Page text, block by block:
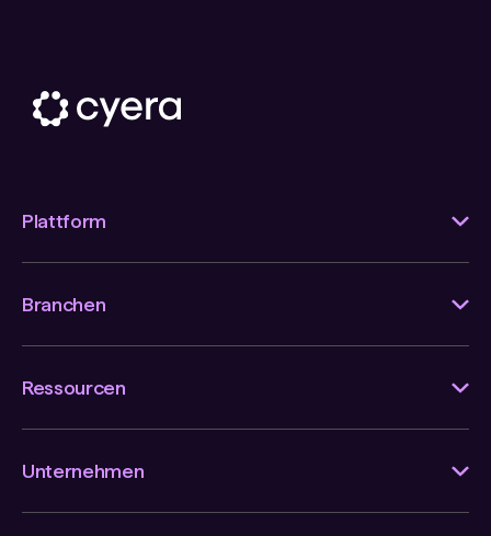
Plattform
Branchen
Ressourcen
Unternehmen